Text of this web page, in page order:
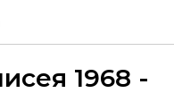
1968 -